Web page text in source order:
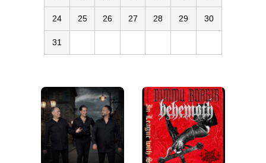
24 25 26 27 28 29 30
31